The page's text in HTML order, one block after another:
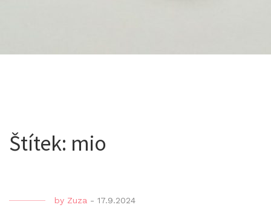
Štítek: mio
by Zuza - 17.9.2024